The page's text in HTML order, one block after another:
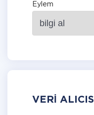
Eylem
VERI ALICISI